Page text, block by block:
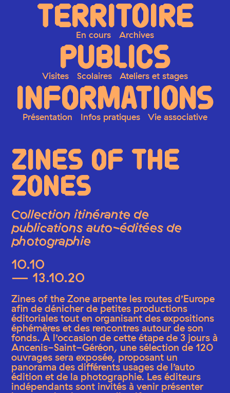
TERRITOIRE
En cours Archives
PUBLICS
Visites Scolaires Ateliers et stages
INFORMATIONS
Présentation Infos pratiques Vie associative
ZINES OF THE
ZONES
Collection itinérante de
publications auto-éditées de
photographie
10.10
— 13.10.20
Zines of the Zone arpente les routes d’Europe
afin de dénicher de petites productions
éditoriales tout en organisant des expositions
éphémères et des rencontres autour de son
fonds. À l’occasion de cette étape de 3 jours à
Ancenis-Saint-Géréon, une sélection de 120
ouvrages sera exposée, proposant un
panorama des différents usages de l’auto
édition et de la photographie. Les éditeurs
indépendants sont invités à venir présenter